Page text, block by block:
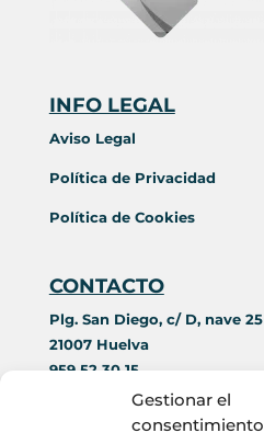
Gestionar el
consentimiento
INFO LEGAL
Aviso Legal
Política de Privacidad
Política de Cookies
CONTACTO
Plg. San Diego, c/ D, nave 25
21007 Huelva
959 52 30 15
644 42 69 89
contacto@acorim.es